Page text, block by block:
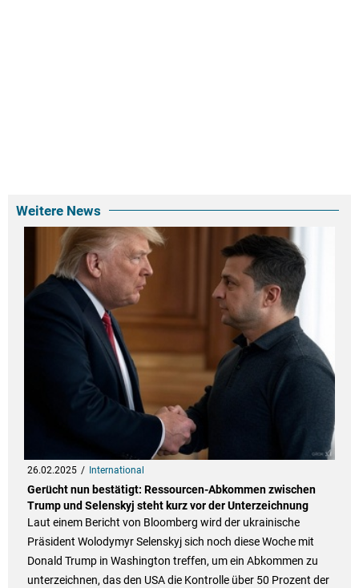
Weitere News
26.02.2025 International
Gerücht nun bestätigt: Ressourcen-Abkommen zwischen
Trump und Selenskyj steht kurz vor der Unterzeichnung
Laut einem Bericht von Bloomberg wird der ukrainische
Präsident Wolodymyr Selenskyj sich noch diese Woche mit
Donald Trump in Washington treffen, um ein Abkommen zu
unterzeichnen, das den USA die Kontrolle über 50 Prozent der